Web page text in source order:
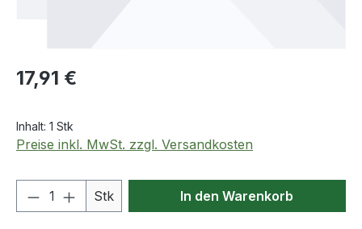
Regulärer Preis:
17,91 €
Inhalt: 1 Stk
Preise inkl. MwSt. zzgl. Versandkosten
Produkt Anzahl: Gib den
Stk In den Warenkorb